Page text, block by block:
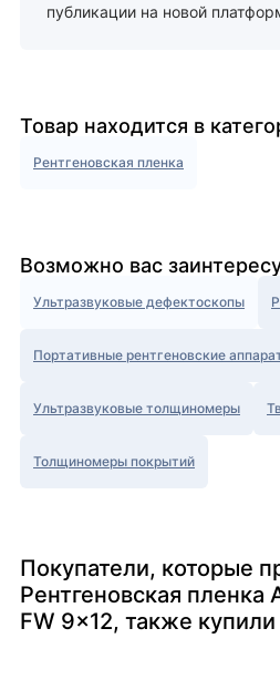
публикации на новой
Товар находится в
Рентгеновская пленка
Возможно вас
Ультразвуковые дефектоскопы
Портативные рентгеновские
Ультразвуковые толщиномеры
Толщиномеры покрытий
Покупатели, которые
Рентгеновская пленка
FW 9x12, также купили